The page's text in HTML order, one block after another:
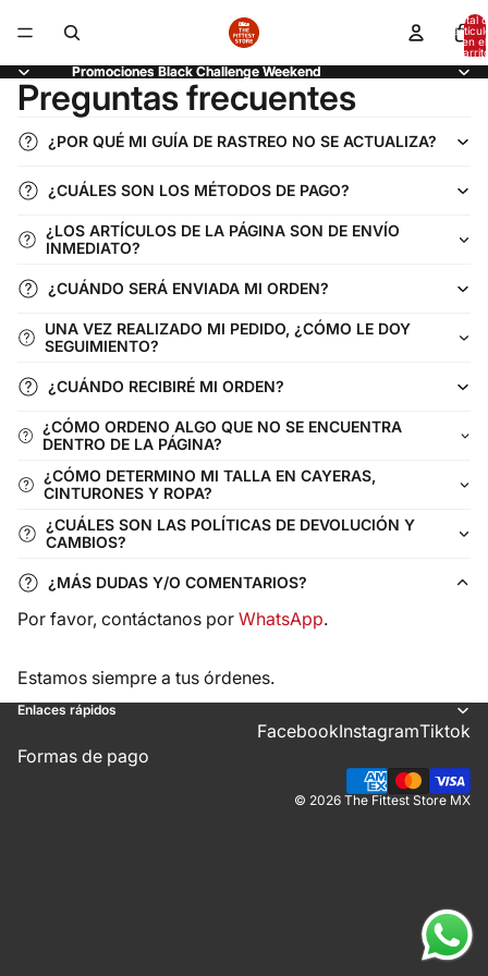
Total
en el
0
Promociones Black Challenge Weekend
Promociones Black Challenge Weekend
Preguntas frecuentes
¿POR QUÉ MI GUÍA DE RASTREO NO SE ACTUALIZA?
¿CUÁLES SON LOS MÉTODOS DE PAGO?
¿LOS ARTÍCULOS DE LA PÁGINA SON DE ENVÍO
INMEDIATO?
¿CUÁNDO SERÁ ENVIADA MI ORDEN?
UNA VEZ REALIZADO MI PEDIDO, ¿CÓMO LE DOY
SEGUIMIENTO?
¿CUÁNDO RECIBIRÉ MI ORDEN?
¿CÓMO ORDENO ALGO QUE NO SE ENCUENTRA
DENTRO DE LA PÁGINA?
¿CÓMO DETERMINO MI TALLA EN CAYERAS,
CINTURONES Y ROPA?
¿CUÁLES SON LAS POLÍTICAS DE DEVOLUCIÓN Y
CAMBIOS?
¿MÁS DUDAS Y/O COMENTARIOS?
Por favor, contáctanos por WhatsApp.
Estamos siempre a tus órdenes.
Enlaces rápidos
FacebookInstagramTiktok
Formas de pago
© 2026 The Fittest Store MX